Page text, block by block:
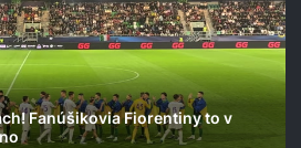
Fanúšikovia Fiorentiny to v